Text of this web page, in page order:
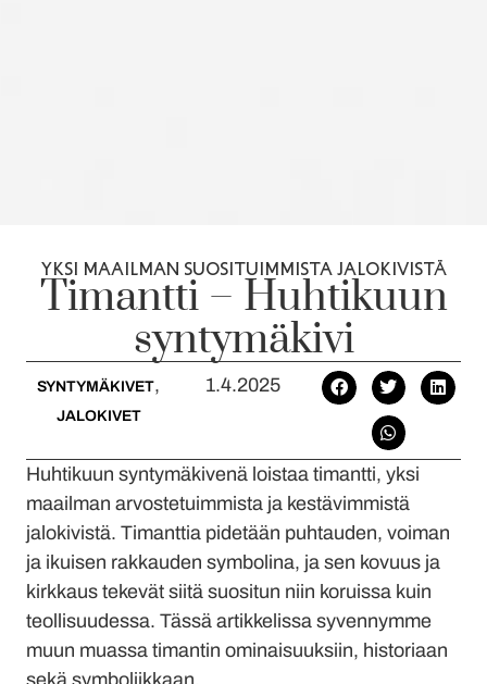
YKSI MAAILMAN SUOSITUIMMISTA JALOKIVISTÄ
Timantti – Huhtikuun
syntymäkivi
SYNTYMÄKIVET,
JALOKIVET
1.4.2025
Huhtikuun syntymäkivenä loistaa timantti, yksi
maailman arvostetuimmista ja kestävimmistä
jalokivistä. Timanttia pidetään puhtauden, voiman
ja ikuisen rakkauden symbolina, ja sen kovuus ja
kirkkaus tekevät siitä suositun niin koruissa kuin
teollisuudessa. Tässä artikkelissa syvennymme
muun muassa timantin ominaisuuksiin, historiaan
sekä symboliikkaan.